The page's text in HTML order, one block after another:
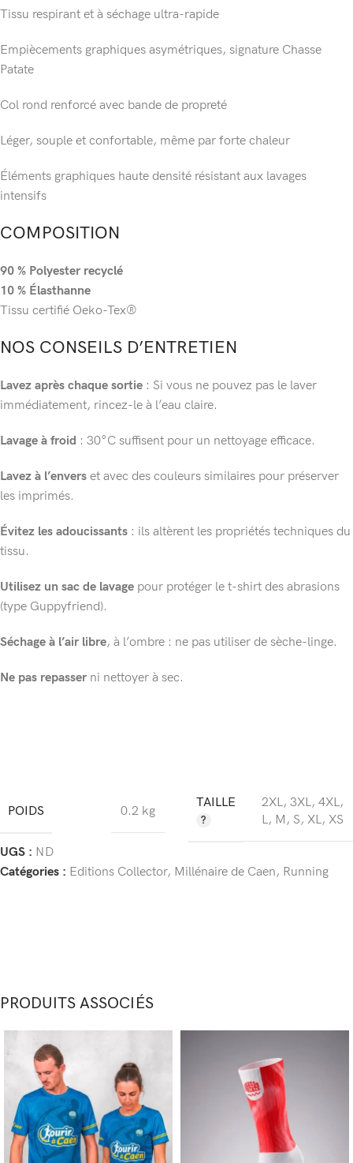
Tissu respirant et à séchage ultra-rapide
Empiècements graphiques asymétriques, signature Chasse
Patate
Col rond renforcé avec bande de propreté
Léger, souple et confortable, même par forte chaleur
Éléments graphiques haute densité résistant aux lavages
intensifs
COMPOSITION
90 % Polyester recyclé
10 % Élasthanne
Tissu certifié Oeko-Tex®
NOS CONSEILS D’ENTRETIEN
Lavez après chaque sortie : Si vous ne pouvez pas le laver
immédiatement, rincez-le à l’eau claire.
Lavage à froid : 30°C suffisent pour un nettoyage efficace.
Lavez à l’envers et avec des couleurs similaires pour préserver
les imprimés.
Évitez les adoucissants : ils altèrent les propriétés techniques du
tissu.
Utilisez un sac de lavage pour protéger le t-shirt des abrasions
(type Guppyfriend).
Séchage à l’air libre, à l’ombre : ne pas utiliser de sèche-linge.
Ne pas repasserni nettoyer à sec.
POIDS 0.2 kg
TAILLE 2XL, 3XL, 4XL,
L, M, S, XL, XS
UGS : ND
Catégories : Editions Collector, Millénaire de Caen, Running
PRODUITS ASSOCIÉS